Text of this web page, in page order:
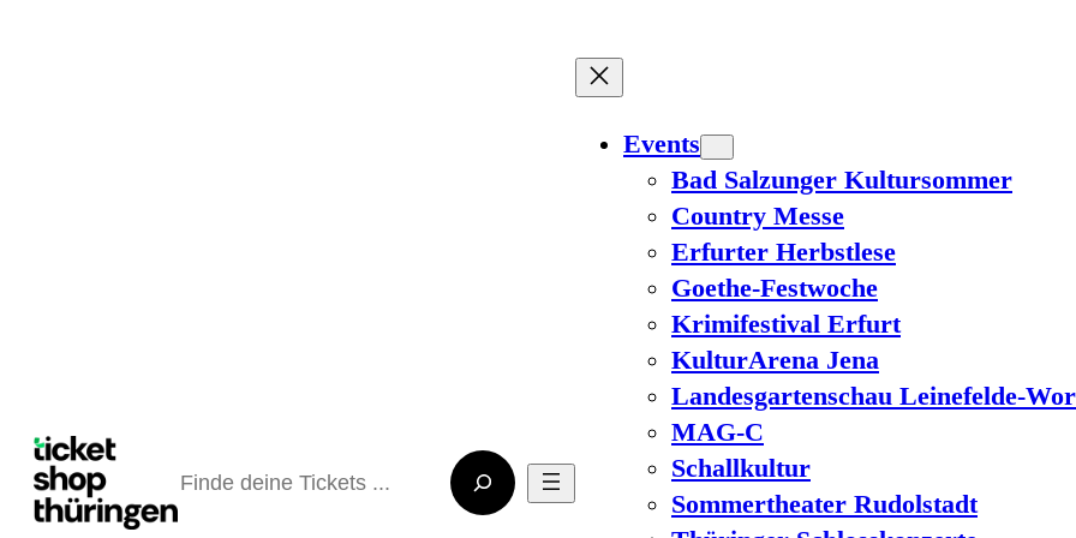
Events
Bad Salzunger Kultursommer
Country Messe
Erfurter Herbstlese
Goethe-Festwoche
Krimifestival Erfurt
KulturArena Jena
Landesgartenschau Leinefelde-
MAG-C
Schallkultur
Sommertheater Rudolstadt